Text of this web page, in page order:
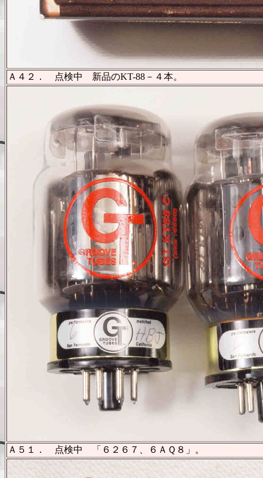
Ａ４２． 点検中 新品のKT-88－４本。
Ａ５１． 点検中 「６２６７、６ＡＱ８」。